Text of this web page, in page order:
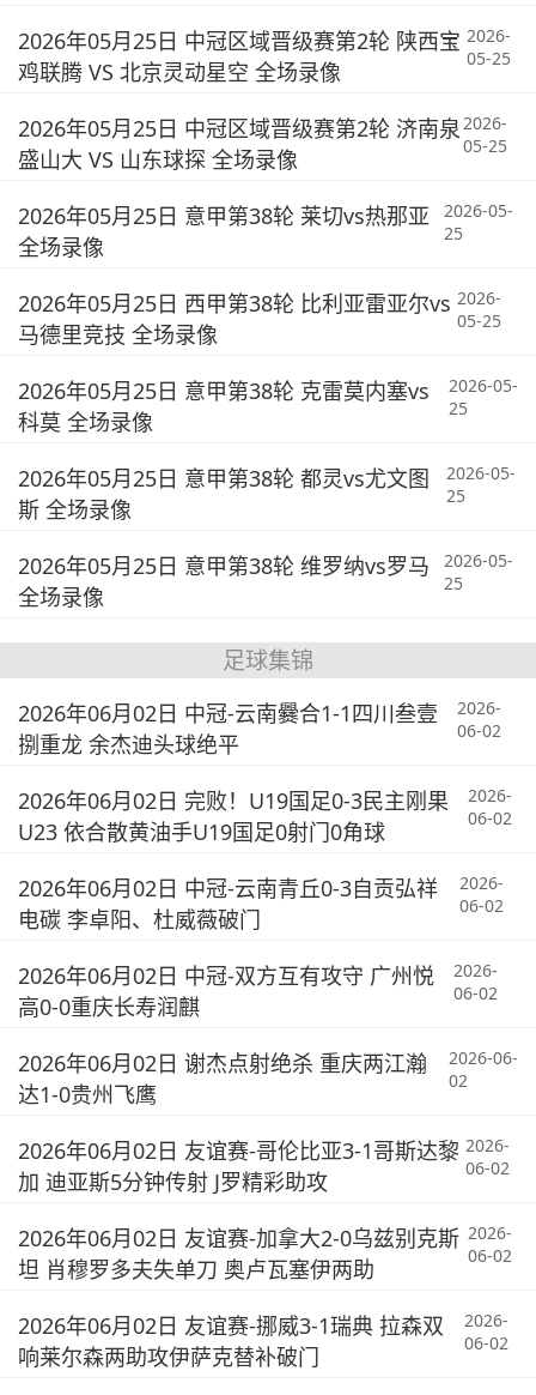
2026年05月25日 中冠区域晋级赛第2轮 陕西宝
鸡联腾 VS 北京灵动星空 全场录像
2026-
05-25
2026年05月25日 中冠区域晋级赛第2轮 济南泉
盛山大 VS 山东球探 全场录像
2026-
05-25
2026年05月25日 意甲第38轮 莱切vs热那亚
全场录像
2026-05-
25
2026年05月25日 西甲第38轮 比利亚雷亚尔vs
马德里竞技 全场录像
2026-
05-25
2026年05月25日 意甲第38轮 克雷莫内塞vs
科莫 全场录像
2026-05-
25
2026年05月25日 意甲第38轮 都灵vs尤文图
斯 全场录像
2026-05-
25
2026年05月25日 意甲第38轮 维罗纳vs罗马
全场录像
2026-05-
25
足球集锦
2026年06月02日 中冠-云南爨合1-1四川叁壹
捌重龙 余杰迪头球绝平
2026-
06-02
2026年06月02日 完败！U19国足0-3民主刚果
U23 依合散黄油手U19国足0射门0角球
2026-
06-02
2026年06月02日 中冠-云南青丘0-3自贡弘祥
电碳 李卓阳、杜威薇破门
2026-
06-02
2026年06月02日 中冠-双方互有攻守 广州悦
高0-0重庆长寿润麒
2026-
06-02
2026年06月02日 谢杰点射绝杀 重庆两江瀚
达1-0贵州飞鹰
2026-06-
02
2026年06月02日 友谊赛-哥伦比亚3-1哥斯达黎
加 迪亚斯5分钟传射 J罗精彩助攻
2026-
06-02
2026年06月02日 友谊赛-加拿大2-0乌兹别克斯
坦 肖穆罗多夫失单刀 奥卢瓦塞伊两助
2026-
06-02
2026年06月02日 友谊赛-挪威3-1瑞典 拉森双
响莱尔森两助攻伊萨克替补破门
2026-
06-02